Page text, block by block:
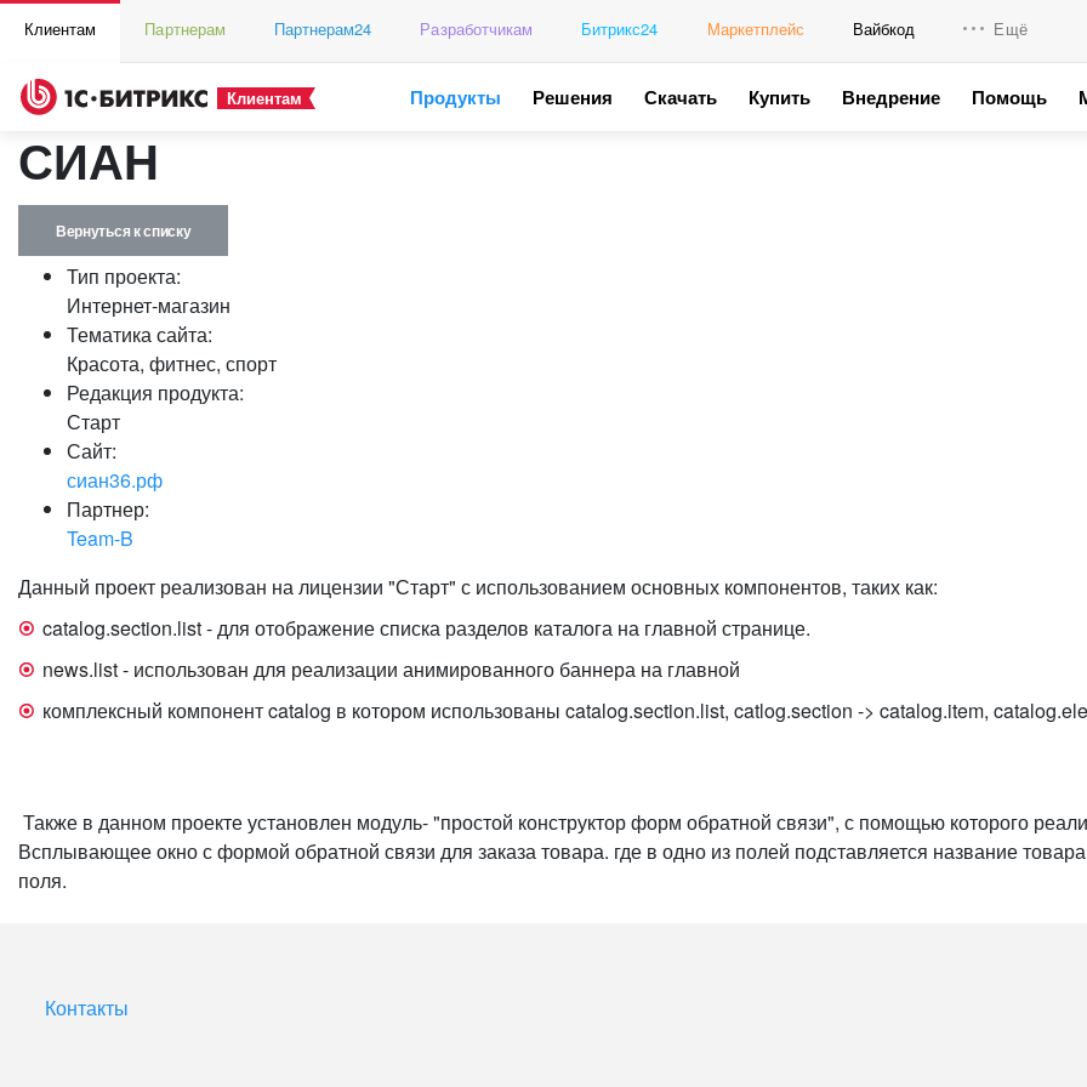
Клиентам Партнерам Партнерам24 Разработчикам Битрикс24 Маркетплейс Вайбкод Ещё
Клиентам Продукты Решения Скачать Купить Внедрение Помощь
СИАН
Вернуться к списку
Тип проекта:
Интернет-магазин
Тематика сайта:
Красота, фитнес, спорт
Редакция продукта:
Старт
Сайт:
сиан36.рф
Партнер:
Team-B
Данный проект реализован на лицензии "Старт" с использованием основных компонентов, таких как:
catalog.section.list - для отображение списка разделов каталога на главной странице.
news.list - использован для реализации анимированного баннера на главной
комплексный компонент catalog в котором использованы catalog.section.list, catlog.section -> catalog.item,
Также в данном проекте установлен модуль- "простой конструктор форм обратной связи", с помощью которого
Всплывающее окно с формой обратной связи для заказа товара. где в одно из полей подставляется название
поля.
Контакты